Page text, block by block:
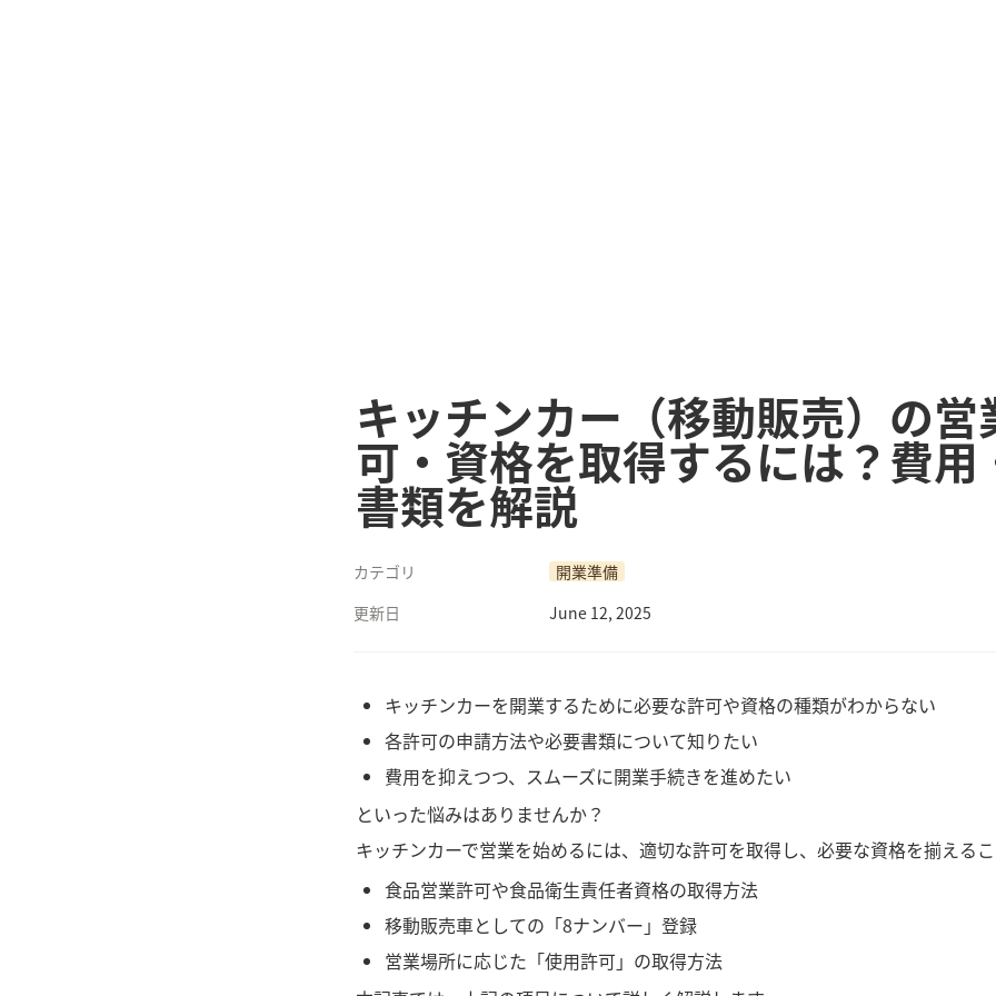
キッチンカー（移動販売）の営
可・資格を取得するには？費用
書類を解説
カテゴリ
開業準備
更新日
June 12, 2025
キッチンカーを開業するために必要な許可や資格の種類がわからない
各許可の申請方法や必要書類について知りたい
費用を抑えつつ、スムーズに開業手続きを進めたい
といった悩みはありませんか？
キッチンカーで営業を始めるには、適切な許可を取得し、必要な資格を揃えるこ
食品営業許可や食品衛生責任者資格の取得方法
移動販売車としての「8ナンバー」登録
営業場所に応じた「使用許可」の取得方法